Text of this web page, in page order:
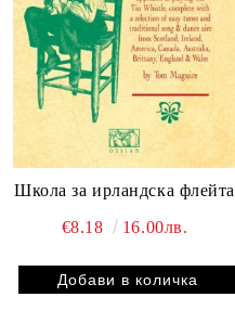
Школа за ирландска флейта
€8.18 16.00лв.